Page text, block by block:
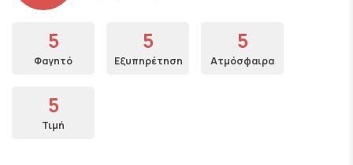
5
Φαγητό
5
Εξυπηρέτηση
5
Ατμόσφαιρα
5
Τιμή